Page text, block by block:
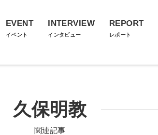
EVENT
イベント
INTERVIEW
インタビュー
REPORT
レポート
久保明教
関連記事